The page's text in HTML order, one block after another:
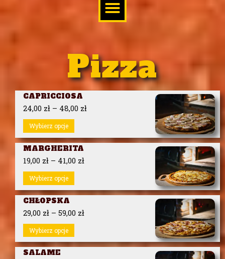
Pizza
CAPRICCIOSA
24,00 zł – 48,00 zł
Wybierz opcje
MARGHERITA
19,00 zł – 41,00 zł
Wybierz opcje
CHŁOPSKA
29,00 zł – 59,00 zł
Wybierz opcje
SALAME